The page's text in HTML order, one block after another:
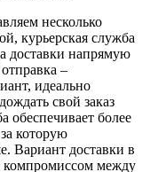
несколько
курьерская служба
доставки напрямую
–
идеально
свой заказ
обеспечивает более
которую
Вариант доставки в
компромиссом между